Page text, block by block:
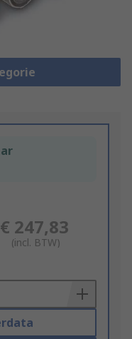
€ 247,83
(incl. BTW)